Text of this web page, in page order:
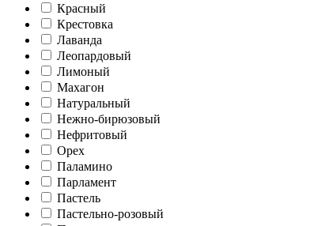
Красный
Крестовка
Лаванда
Леопардовый
Лимоный
Махагон
Натуральный
Нежно-бирюзовый
Нефритовый
Орех
Паламино
Парламент
Пастель
Пастельно-розовый